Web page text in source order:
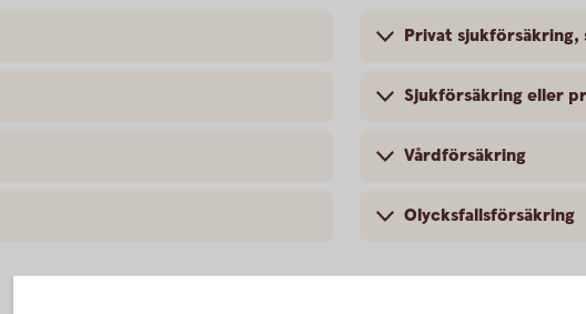
Privat
Sjukförsäkring eller
Vårdförsäkring
Olycksfallsförsäkring